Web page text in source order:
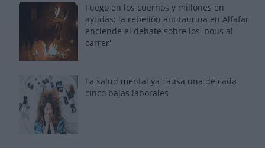
Fuego en los cuernos y millones en
ayudas: la rebelión antitaurina en Alfafar
enciende el debate sobre los 'bous al
carrer'
La salud mental ya causa una de cada
cinco bajas laborales